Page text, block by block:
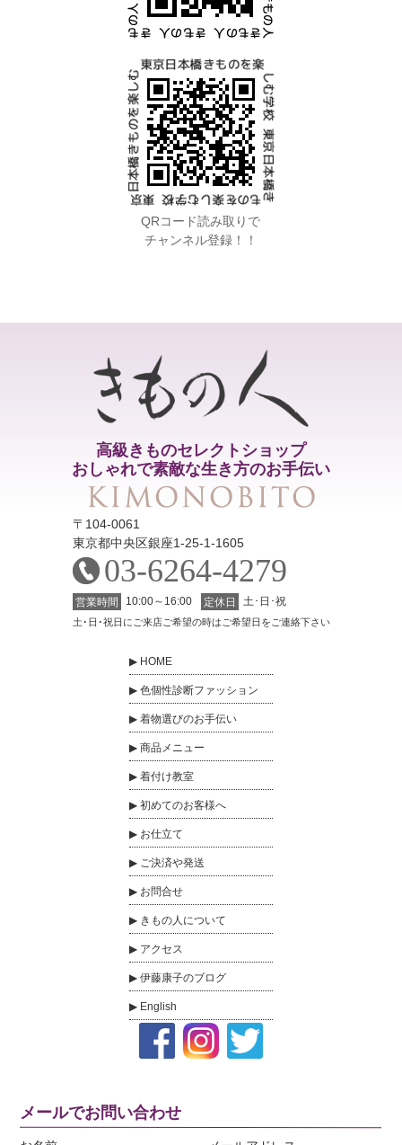
QRコード読み取りで
チャンネル登録！！
高級きものセレクトショップ
おしゃれで素敵な生き方のお手伝い
〒104-0061
東京都中央区銀座1-25-1-1605
03-6264-4279
営業時間 10:00～16:00 定休日 土･日･祝
土･日･祝日にご来店ご希望の時はご希望日をご連絡下さい
HOME
色個性診断ファッション
着物選びのお手伝い
商品メニュー
着付け教室
初めてのお客様へ
お仕立て
ご決済や発送
お問合せ
きもの人について
アクセス
伊藤康子のブログ
English
メールでお問い合わせ